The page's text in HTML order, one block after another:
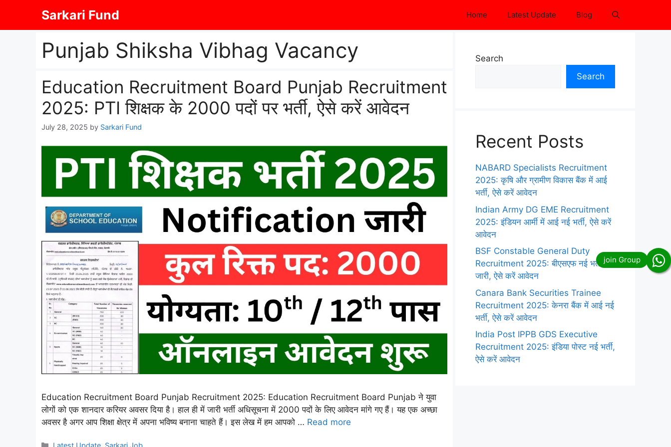
content
Sarkari Fund Home Latest Update Blog
Punjab Shiksha Vibhag Vacancy
Education Recruitment Board Punjab Recruitment
2025: PTI शिक्षक के 2000 पदों पर भर्ती, ऐसे करें आवेदन
July 28, 2025 by Sarkari Fund
Education Recruitment Board Punjab Recruitment 2025: Education Recruitment Board Punjab ने युवा
लोगों को एक शानदार करियर अवसर दिया है। हाल ही में जारी भर्ती अधिसूचना में 2000 पदों के लिए आवेदन मांगे गए हैं। यह एक अच्छा
अवसर है अगर आप शिक्षा क्षेत्र में अपना भविष्य बनाना चाहते हैं। इस लेख में हम आपको … Read more
Categories
Latest Update Sarkari Job
Search
Search
Recent Posts
NABARD Specialists Recruitment
2025: कृषि और ग्रामीण विकास बैंक में आई
भर्ती, ऐसे करें आवेदन
Indian Army DG EME Recruitment
2025: इंडियन आर्मी में आई नई भर्ती, ऐसे करें
आवेदन
BSF Constable General Duty
Recruitment 2025: बीएसएफ नई भर्ती
जारी, ऐसे करें आवेदन
Canara Bank Securities Trainee
Recruitment 2025: केनरा बैंक में आई नई
भर्ती, ऐसे करें आवेदन
India Post IPPB GDS Executive
Recruitment 2025: इंडिया पोस्ट नई भर्ती,
ऐसे करें आवेदन